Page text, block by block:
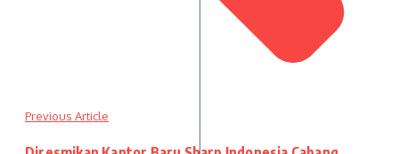
Previous Article